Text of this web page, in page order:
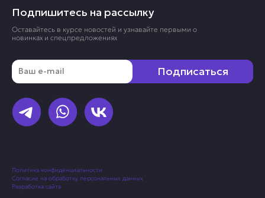
Подпишитесь на рассылку
Оставайтесь в курсе новостей и узнавайте первыми о
новинках и спецпредложениях
Email
Подписаться
Политика конфиденциальности
Согласие на обработку персональных данных
Разработка сайта